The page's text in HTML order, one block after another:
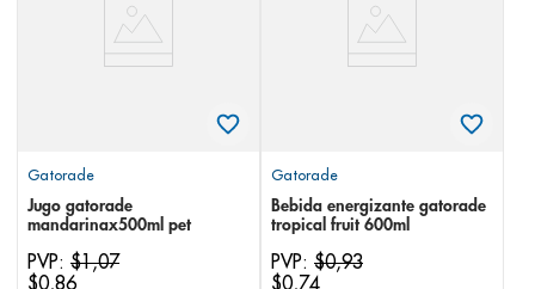
Gatorade
Jugo gatorade
mandarinax500ml pet
PVP: $1,07
$0,86
Gatorade
Bebida energizante gatorade
tropical fruit 600ml
PVP: $0,93
$0,74